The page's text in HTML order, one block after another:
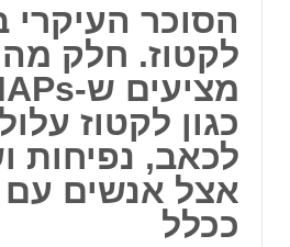
הסוכר העיקרי
לקטוז. חלק
מציעים ש-
כגון לקטוז
לכאב, נפיחות
ככלל